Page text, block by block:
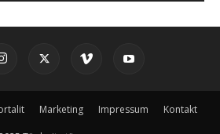
Marketing Impressum Kontakt